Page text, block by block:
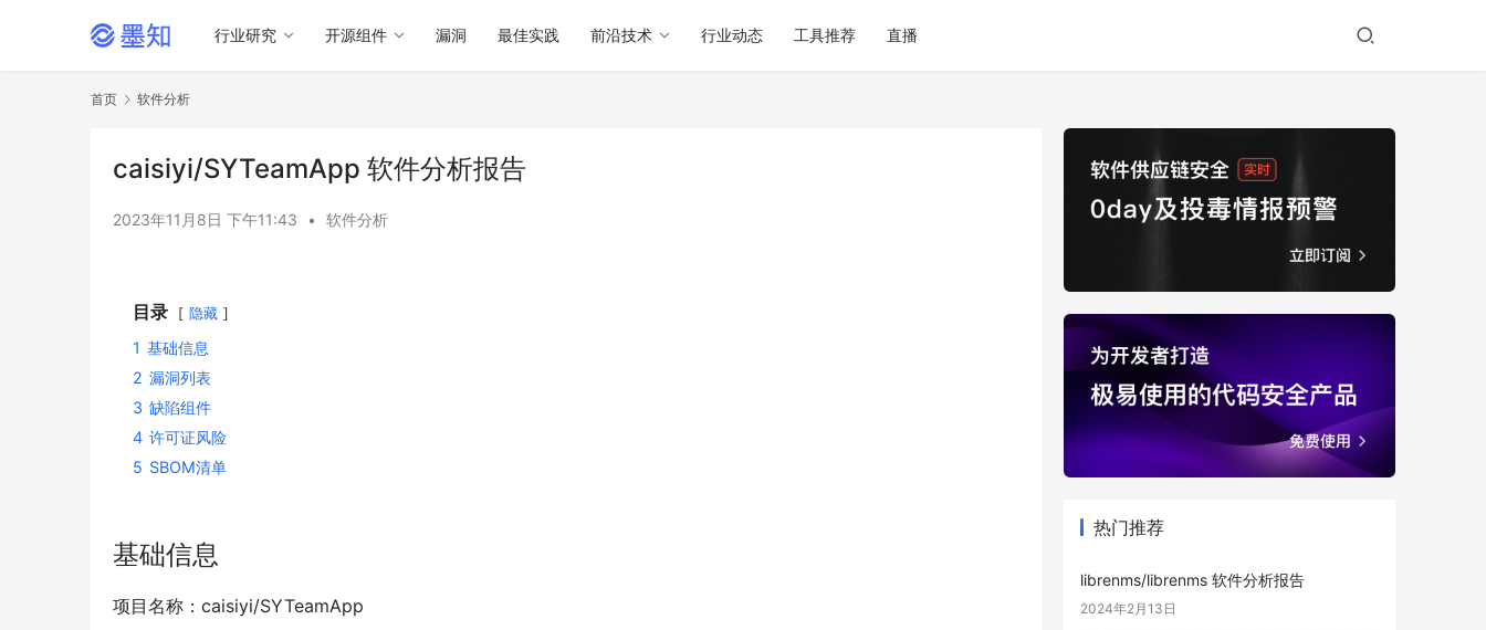
行业研究 开源组件 漏洞 最佳实践 前沿技术 行业动态 工具推荐 直播
首页 软件分析
caisiyi/SYTeamApp 软件分析报告
2023年11月8日 下午11:43 • 软件分析
目录 隐藏
1 基础信息
2 漏洞列表
3 缺陷组件
4 许可证风险
5 SBOM清单
基础信息
项目名称：caisiyi/SYTeamApp
热门推荐
librenms/librenms 软件分析报告
2024年2月13日